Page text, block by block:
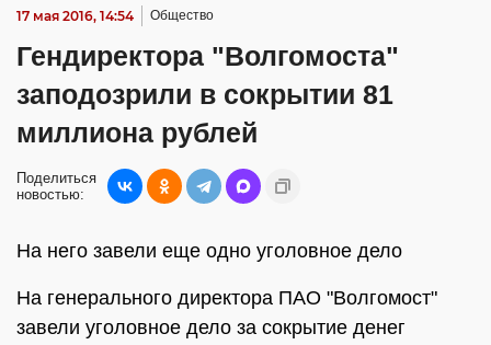
17 мая 2016, 14:54 Общество
Гендиректора "Волгомоста"
заподозрили в сокрытии 81
миллиона рублей
Поделиться
новостью:
На него завели еще одно уголовное дело
На генерального директора ПАО "Волгомост"
завели уголовное дело за сокрытие денег